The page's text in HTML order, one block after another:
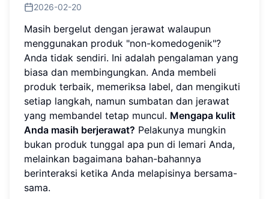
2026-02-20
Masih bergelut dengan jerawat walaupun
menggunakan produk "non-komedogenik"?
Anda tidak sendiri. Ini adalah pengalaman yang
biasa dan membingungkan. Anda membeli
produk terbaik, memeriksa label, dan mengikuti
setiap langkah, namun sumbatan dan jerawat
yang membandel tetap muncul. Mengapa kulit
Anda masih berjerawat? Pelakunya mungkin
bukan produk tunggal apa pun di lemari Anda,
melainkan bagaimana bahan-bahannya
berinteraksi ketika Anda melapisinya bersama-
sama.